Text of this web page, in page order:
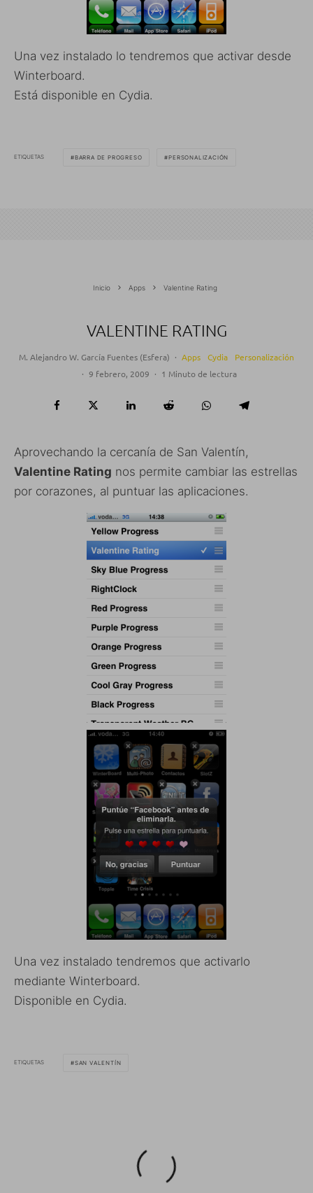
Una vez instalado lo tendremos que activar desde
Winterboard.
Está disponible en Cydia.
ETIQUETAS BARRA DE PROGRESO PERSONALIZACIÓN
Inicio Apps Valentine Rating
VALENTINE RATING
M. Alejandro W. García Fuentes (Esfera) · Apps Cydia
Personalización
· 9 febrero, 2009 · 1 Minuto de lectura
Aprovechando la cercanía de San Valentín,
Valentine Rating nos permite cambiar las estrellas
por corazones, al puntuar las aplicaciones.
Una vez instalado tendremos que activarlo
mediante Winterboard.
Disponible en Cydia.
ETIQUETAS SAN VALENTÍN